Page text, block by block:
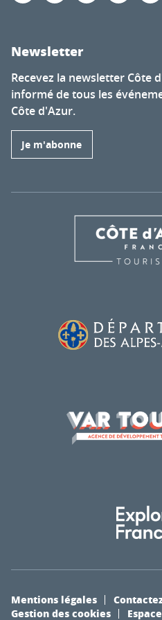
Newsletter
Recevez la newsletter Côte
informé de tous les
Côte d'Azur.
Je m'abonne
Mentions légales
Gestion des cookies